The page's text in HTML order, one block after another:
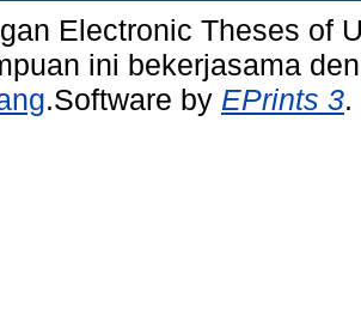
Electronic Theses of
ini bekerjasama
.Software by EPrints 3.